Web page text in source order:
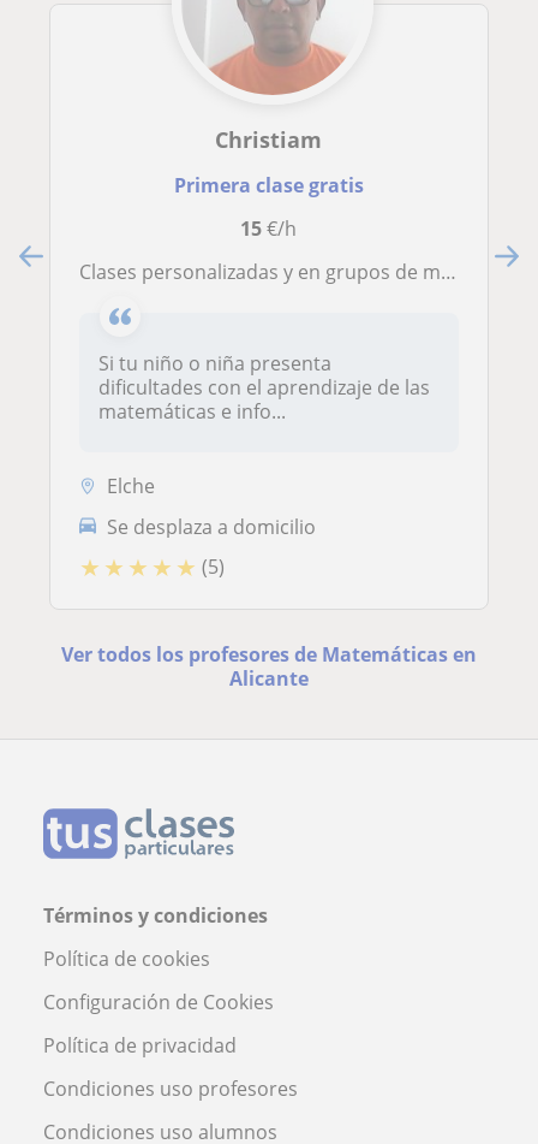
Christiam
Primera clase gratis
15€/h
Clases personalizadas y en grupos de matemáticas e informática
Si tu niño o niña presenta
dificultades con el aprendizaje de las
matemáticas e info...
Elche
Se desplaza a domicilio
★ ★ ★ ★ ★ (5)
Ver todos los profesores de Matemáticas en
Alicante
Términos y condiciones
Política de cookies
Configuración de Cookies
Política de privacidad
Condiciones uso profesores
Condiciones uso alumnos